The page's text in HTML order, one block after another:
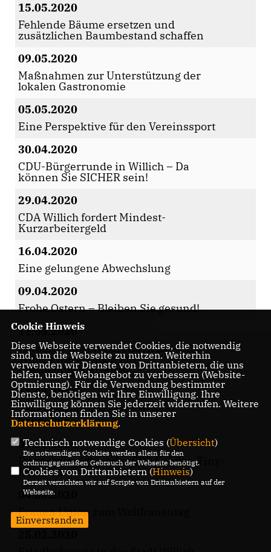
15.05.2020
Fehlende Bäume ersetzen und
zusätzlichen Baumbestand schaffen
09.05.2020
Maßnahmen zur Unterstützung der
lokalen Gastronomie
05.05.2020
Eine Perspektive für den Vereinssport
30.04.2020
CDU-Bürgerrunde in Willich – Da
können Sie SICHER sein!
29.04.2020
CDA Willich fordert Mindest-
Kurzarbeitergeld
16.04.2020
Eine gelungene Abwechslung
09.04.2020
Frohe Ostern – Bleiben Sie gesund!
11.03.2020
Fürsorge wegen Coronavirus – CDU
Willich wartet noch mit
Aufstellungsparteitag
11.03.2020
Transparenz über Sportflieger
herstellen
06.03.2020
Doppelzüngigkeit der SPD bei den Tiny-
Häusern
04.03.2020
Frauen Union zum Weltfrauentag
Cookie Hinweis
Diese Webseite verwendet Cookies, die notwendig
sind, um die Webseite zu nutzen. Weiterhin
verwenden wir Dienste von Drittanbietern, die uns
helfen, unser Webangebot zu verbessern (Website-
Optmierung). Für die Verwendung bestimmter
Dienste, benötigen wir Ihre Einwilligung. Ihre
Einwilligung können Sie jederzeit widerrufen. Weitere
Informationen finden Sie in unserer
Datenschutzerklärung.
Technisch notwendige Cookies (Übersicht)
Die notwendigen Cookies werden allein für den
ordnungsgemäßen Gebrauch der Webseite benötigt.
Cookies von Drittanbietern (Hinweis)
Derzeit verzichten wir auf Scripte von Drittanbietern auf der
Webseite.
Einverstanden